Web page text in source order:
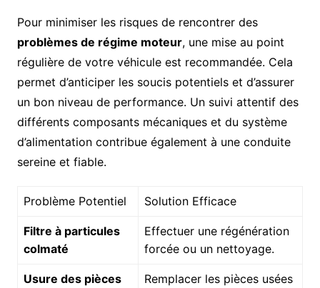
Pour minimiser les risques de rencontrer des
problèmes de régime moteur, une mise au point
régulière de votre véhicule est recommandée. Cela
permet d’anticiper les soucis potentiels et d’assurer
un bon niveau de performance. Un suivi attentif des
différents composants mécaniques et du système
d’alimentation contribue également à une conduite
sereine et fiable.
Problème Potentiel Solution Efficace
Filtre à particules
colmaté
Effectuer une régénération
forcée ou un nettoyage.
Usure des pièces
Remplacer les pièces usées